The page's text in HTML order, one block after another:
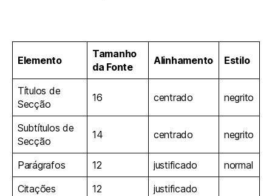
Elemento
Tamanho
da Fonte
Alinhamento Estilo
Títulos de
Secção
16 centrado negrito
Subtítulos de
Secção
14 centrado negrito
Parágrafos 12 justificado
normal
Citações
12
justificado